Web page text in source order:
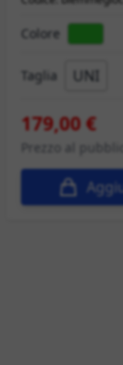
Colore
Taglia UNI
179,00 €
Prezzo al